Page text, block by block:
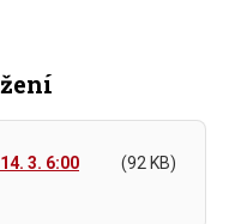
3. 6:00
(92 KB)